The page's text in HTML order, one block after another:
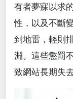
有者夢寐以求
性，以及不斷
到地雷，輕則
淵。這些懲罰
致網站長期失